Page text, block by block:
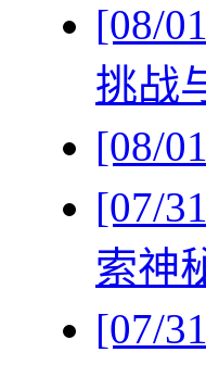
[08/
挑战
[08/
[07/
索神
[07/